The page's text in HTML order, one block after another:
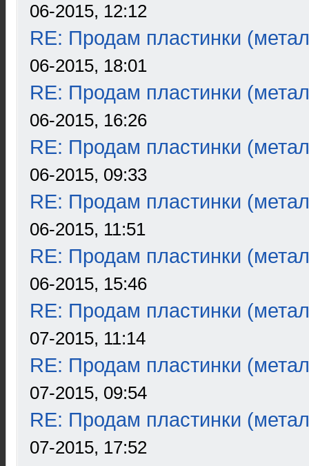
06-2015, 12:12
RE: Продам пластинки
06-2015, 18:01
RE: Продам пластинки
06-2015, 16:26
RE: Продам пластинки
06-2015, 09:33
RE: Продам пластинки
06-2015, 11:51
RE: Продам пластинки
06-2015, 15:46
RE: Продам пластинки
07-2015, 11:14
RE: Продам пластинки
07-2015, 09:54
RE: Продам пластинки
07-2015, 17:52